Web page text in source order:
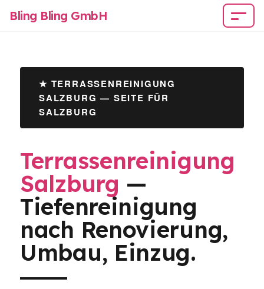
Bling Bling GmbH
★ TERRASSENREINIGUNG
SALZBURG — SEITE FÜR
SALZBURG
Terrassenreinigung
Salzburg —
Tiefenreinigung
nach Renovierung,
Umbau, Einzug.